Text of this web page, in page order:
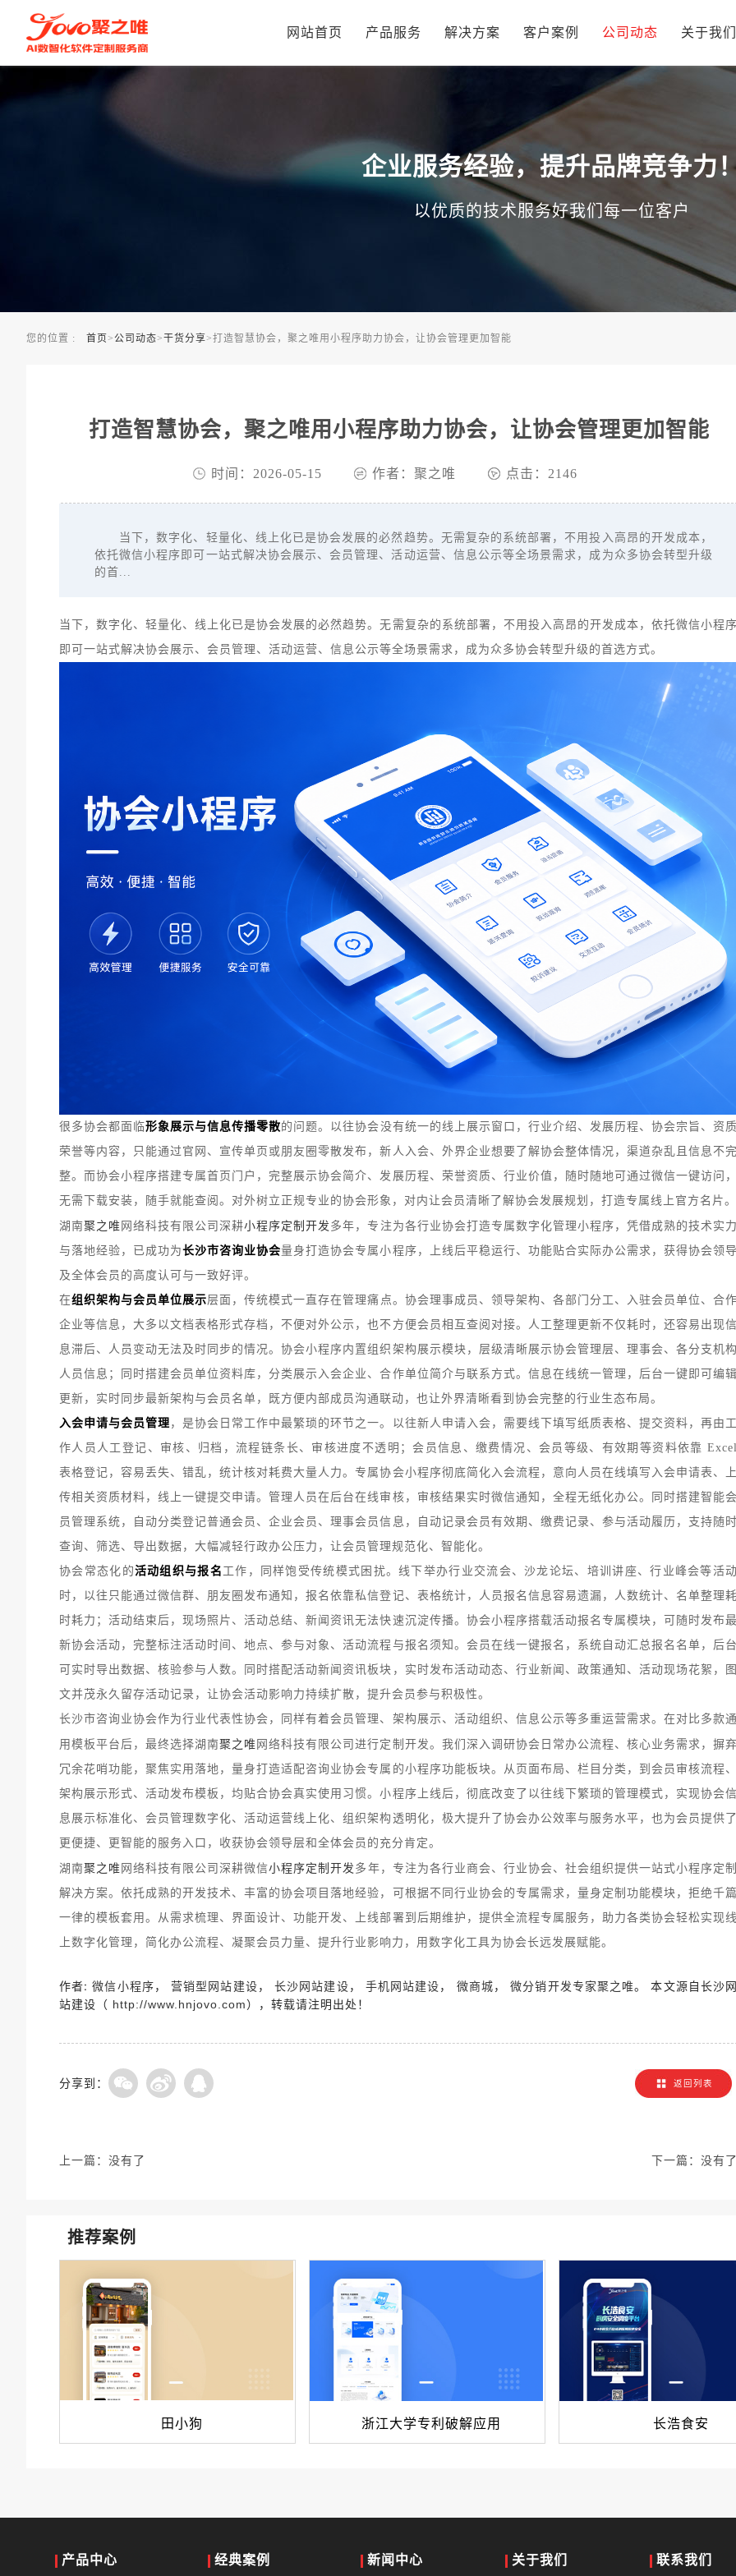
网站首页 产品服务 解决方案 客户案例 公司动态 关于我们
企业服务经验，提升品牌竞争力
以优质的技术服务好我们每一位客户
您的位置 : 首页>公司动态>干货分享>打造智慧协会，聚之唯用小程序助力协会，让协会管理更加智能
打造智慧协会，聚之唯用小程序助力协会，让协会管理更加智能
时间：2026-05-15 作者：聚之唯 点击：2146
当下，数字化、轻量化、线上化已是协会发展的必然趋势。无需复杂的系统部署，不用投入高昂的开发成本，
依托微信小程序即可一站式解决协会展示、会员管理、活动运营、信息公示等全场景需求，成为众多协会转型升级
的首...
当下，数字化、轻量化、线上化已是协会发展的必然趋势。无需复杂的系统部署，不用投入高昂的开发成本，依托微信小程序
即可一站式解决协会展示、会员管理、活动运营、信息公示等全场景需求，成为众多协会转型升级的首选方式。
很多协会都面临形象展示与信息传播零散的问题。以往协会没有统一的线上展示窗口，行业介绍、发展历程、协会宗旨、资质
荣誉等内容，只能通过官网、宣传单页或朋友圈零散发布，新人入会、外界企业想要了解协会整体情况，渠道杂乱且信息不完
整。而协会小程序搭建专属首页门户，完整展示协会简介、发展历程、荣誉资质、行业价值，随时随地可通过微信一键访问，
无需下载安装，随手就能查阅。对外树立正规专业的协会形象，对内让会员清晰了解协会发展规划，打造专属线上官方名片。
湖南聚之唯 网络科技有限公司深耕小程序定制开发 多年，专注为各行业协会打造专属数字化管理小程序，凭借成熟的技术实力
与落地经验，已成功为长沙市咨询业协会量身打造协会专属小程序，上线后平稳运行、功能贴合实际办公需求，获得协会领导
及全体会员的高度认可与一致好评。
在组织架构与会员单位展示层面，传统模式一直存在管理痛点。协会理事成员、领导架构、各部门分工、入驻会员单位、合作
企业等信息，大多以文档表格形式存档，不便对外公示，也不方便会员相互查阅对接。人工整理更新不仅耗时，还容易出现信
息滞后、人员变动无法及时同步的情况。协会小程序内置组织架构展示模块，层级清晰展示协会管理层、理事会、各分支机构
人员信息；同时搭建会员单位资料库，分类展示入会企业、合作单位简介与联系方式。信息在线统一管理，后台一键即可编辑
更新，实时同步最新架构与会员名单，既方便内部成员沟通联动，也让外界清晰看到协会完整的行业生态布局。
入会申请与会员管理 ，是协会日常工作中最繁琐的环节之一。以往新人申请入会，需要线下填写纸质表格、提交资料，再由工
作人员人工登记、审核、归档，流程链条长、审核进度不透明；会员信息、缴费情况、会员等级、有效期等资料依靠 Excel
表格登记，容易丢失、错乱，统计核对耗费大量人力。专属协会小程序彻底简化入会流程，意向人员在线填写入会申请表、上
传相关资质材料，线上一键提交申请。管理人员在后台在线审核，审核结果实时微信通知，全程无纸化办公。同时搭建智能会
员管理系统，自动分类登记普通会员、企业会员、理事会员信息，自动记录会员有效期、缴费记录、参与活动履历，支持随时
查询、筛选、导出数据，大幅减轻行政办公压力，让会员管理规范化、智能化。
协会常态化的活动组织与报名 工作，同样饱受传统模式困扰。线下举办行业交流会、沙龙论坛、培训讲座、行业峰会等活动
时，以往只能通过微信群、朋友圈发布通知，报名依靠私信登记、表格统计，人员报名信息容易遗漏，人数统计、名单整理耗
时耗力；活动结束后，现场照片、活动总结、新闻资讯无法快速沉淀传播。协会小程序搭载活动报名专属模块，可随时发布最
新协会活动，完整标注活动时间、地点、参与对象、活动流程与报名须知。会员在线一键报名，系统自动汇总报名名单，后台
可实时导出数据、核验参与人数。同时搭配活动新闻资讯板块，实时发布活动动态、行业新闻、政策通知、活动现场花絮，图
文并茂永久留存活动记录，让协会活动影响力持续扩散，提升会员参与积极性。
长沙市咨询业协会作为行业代表性协会，同样有着会员管理、架构展示、活动组织、信息公示等多重运营需求。在对比多款通
用模板平台后，最终选择湖南聚之唯 网络科技有限公司进行定制开发。我们深入调研协会日常办公流程、核心业务需求，摒弃
冗余花哨功能，聚焦实用落地，量身打造适配咨询业协会专属的小程序功能板块。从页面布局、栏目分类，到会员审核流程、
架构展示形式、活动发布模板，均贴合协会真实使用习惯。小程序上线后，彻底改变了以往线下繁琐的管理模式，实现协会信
息展示标准化、会员管理数字化、活动运营线上化、组织架构透明化，极大提升了协会办公效率与服务水平，也为会员提供了
更便捷、更智能的服务入口，收获协会领导层和全体会员的充分肯定。
湖南聚之唯 网络科技有限公司深耕微信小程序定制开发 多年，专注为各行业商会、行业协会、社会组织提供一站式小程序定制
解决方案。依托成熟的开发技术、丰富的协会项目落地经验，可根据不同行业协会的专属需求，量身定制功能模块，拒绝千篇
一律的模板套用。从需求梳理、界面设计、功能开发、上线部署到后期维护，提供全流程专属服务，助力各类协会轻松实现线
上数字化管理，简化办公流程、凝聚会员力量、提升行业影响力，用数字化工具为协会长远发展赋能。
作者:微信小程序，营销型网站建设，长沙网站建设， 手机网站建设， 微商城，微分销开发专家聚之唯。 本文源自长沙网
站建设（ http://www.hnjovo.com），转载请注明出处！
分享到： 返回列表
上一篇： 没有了 下一篇： 没有了
推荐案例
田小狗 浙江大学专利破解应用 长浩食安
产品中心 经典案例 新闻中心 关于我们 联系我们